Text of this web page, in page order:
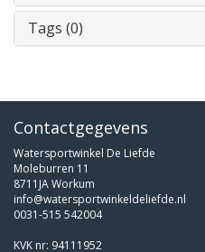
Tags (0)
Contactgegevens
Watersportwinkel De Liefde
Moleburren 11
8711JA Workum
info@watersportwinkeldeliefde.nl
0031-515 542004
KVK nr: 94111952